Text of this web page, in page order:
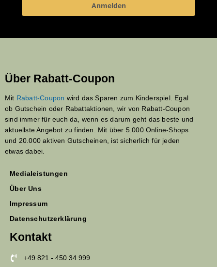
Anmelden
Über Rabatt-Coupon
Mit Rabatt-Coupon wird das Sparen zum Kinderspiel. Egal
ob Gutschein oder Rabattaktionen, wir von Rabatt-Coupon
sind immer für euch da, wenn es darum geht das beste und
aktuellste Angebot zu finden. Mit über 5.000 Online-Shops
und 20.000 aktiven Gutscheinen, ist sicherlich für jeden
etwas dabei.
Medialeistungen
Über Uns
Impressum
Datenschutzerklärung
Kontakt
+49 821 - 450 34 999